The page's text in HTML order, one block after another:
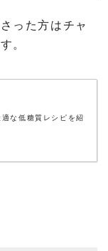
った方はチャ
。
な低糖質レシピを紹